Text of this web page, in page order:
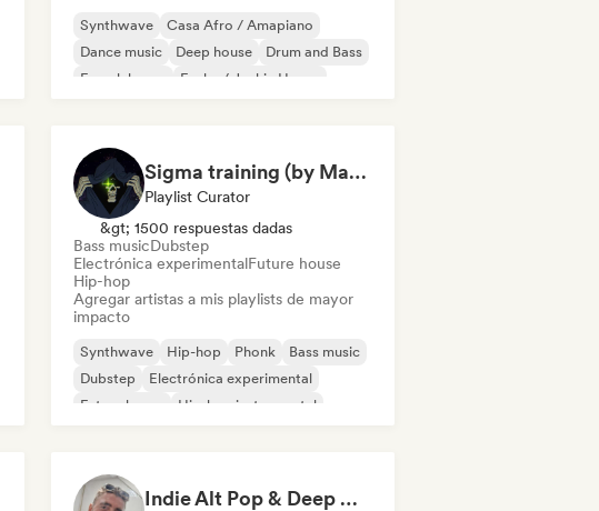
Synthwave
Casa Afro / Amapiano
Dance music
Deep house
Drum and Bass
French house
Funky / Jackin House
Sigma training (by Mastery Gallery)
Playlist Curator
&gt; 1500 respuestas dadas
Bass musicDubstep
Electrónica experimentalFuture house
Hip-hop
Agregar artistas a mis playlists de mayor
impacto
Synthwave Hip-hop Phonk
Bass music
Dubstep
Electrónica experimental
Future house
Hip-hop instrumental
Indie Alt Pop & Deep House (by omglookitsRaph)